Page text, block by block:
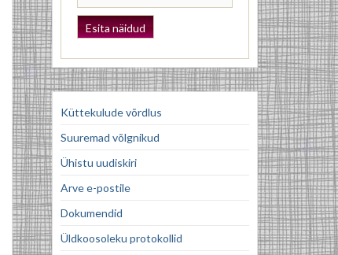
Küttekulude võrdlus
Suuremad võlgnikud
Ühistu uudiskiri
Arve e-postile
Dokumendid
Üldkoosoleku protokollid